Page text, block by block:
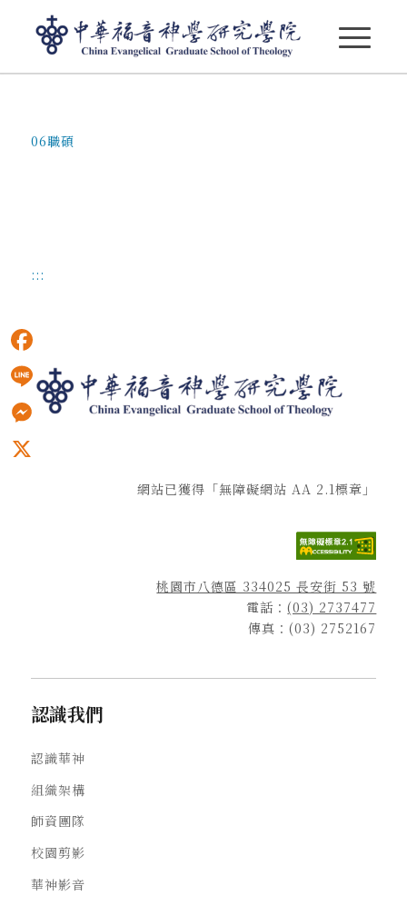
06職碩
:::
網站已獲得「無障礙網站 AA 2.1標章」
桃園市八德區 334025 長安街 53 號
電話：(03) 2737477
傳真：(03) 2752167
認識我們
認識華神
組織架構
師資團隊
校園剪影
華神影音
Facebook
Line
Messenger